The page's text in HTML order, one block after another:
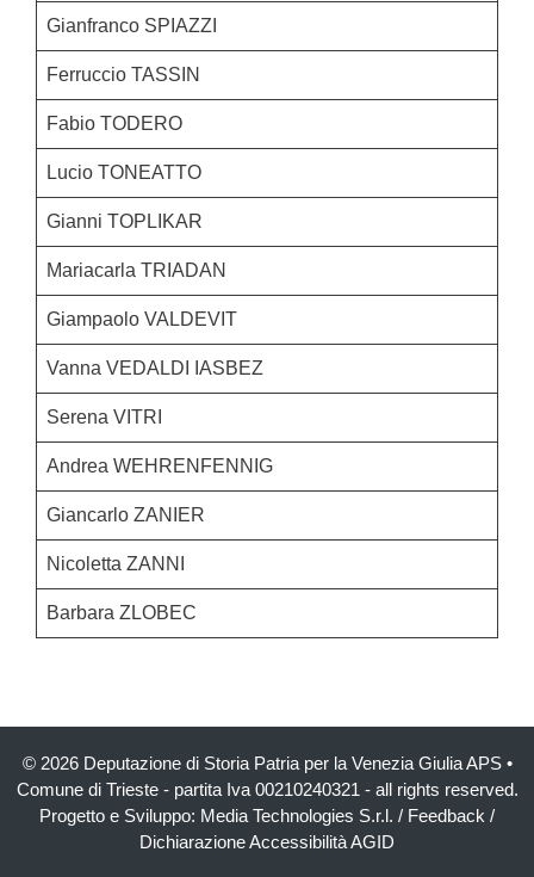
Gianfranco SPIAZZI
Ferruccio TASSIN
Fabio TODERO
Lucio TONEATTO
Gianni TOPLIKAR
Mariacarla TRIADAN
Giampaolo VALDEVIT
Vanna VEDALDI IASBEZ
Serena VITRI
Andrea WEHRENFENNIG
Giancarlo ZANIER
Nicoletta ZANNI
Barbara ZLOBEC
© 2026 Deputazione di Storia Patria per la Venezia Giulia APS•
Comune di Trieste - partita Iva 00210240321 - all rights reserved.
Progetto e Sviluppo: Media Technologies S.r.l. / Feedback /
Dichiarazione Accessibilità AGID